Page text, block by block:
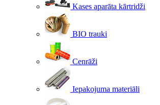
Kases aparāta kārtridži
BIO trauki
Cenrāži
Iepakojuma materiāli